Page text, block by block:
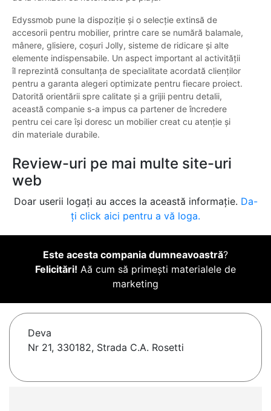
Edyssmob pune la dispoziție și o selecție extinsă de
accesorii pentru mobilier, printre care se numără balamale,
mânere, glisiere, coșuri Jolly, sisteme de ridicare și alte
elemente indispensabile. Un aspect important al activității
îl reprezintă consultanța de specialitate acordată clienților
pentru a garanta alegeri optimizate pentru fiecare proiect.
Datorită orientării spre calitate și a grijii pentru detalii,
această companie s-a impus ca partener de încredere
pentru cei care își doresc un mobilier creat cu atenție și
din materiale durabile.
Review-uri pe mai multe site-uri
web
Doar userii logați au acces la această informație. Da-
ți click aici pentru a vă loga.
Este acesta compania dumneavoastră?
Felicitări! Aă cum să primești materialele de
marketing
Deva
Nr 21, 330182, Strada C.A. Rosetti